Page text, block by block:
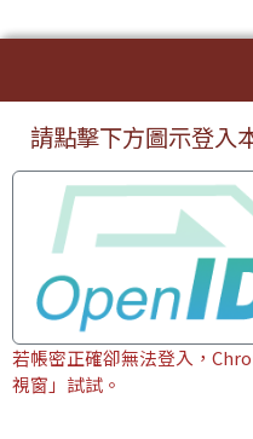
上中區域內容
請點擊下方圖示登入
若帳密正確卻無法登入，
視窗」試試。
頁尾區域